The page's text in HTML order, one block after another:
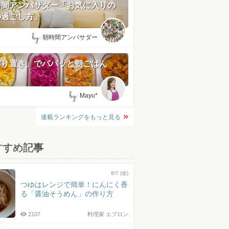
アンバサダー「お気に入りの
ごし方」
by: 朝時間アンバサダー
置き」でパパッと朝ごはん
by: Mayu*
連載ランキングをもっと見る
すめ記事
8/7 (金)
つゆはレンジで簡単！にんにく香
る「醤油そうめん」の作り方
料理家 エプロン
2107